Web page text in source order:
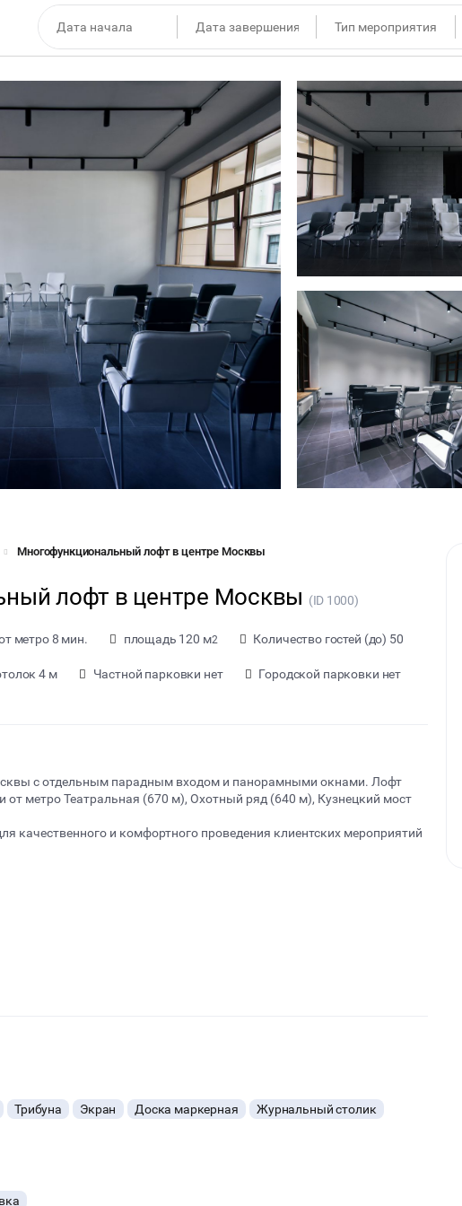
Многофункциональный лофт в центре Москвы
лофт в центре Москвы (ID 1000)
метро 8 мин. площадь 120 м2 Количество гостей (до) 50
4 м Частной парковки нет Городской парковки нет
с отдельным парадным входом и панорамными окнами. Лофт
от метро Театральная (670 м), Охотный ряд (640 м), Кузнецкий мост
качественного и комфортного проведения клиентских мероприятий
мероприятий и вебинары
собственный кейтеринг без пробкового сбора.
пространства:
Трибуна Экран Доска маркерная
Журнальный столик